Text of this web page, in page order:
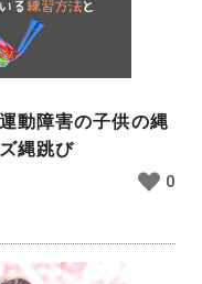
動障害の子供の縄
縄跳び
0